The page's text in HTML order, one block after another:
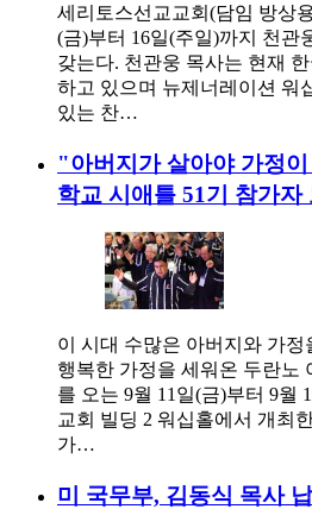
세리토스선교교회(담임 방상
(금)부터 16일(주일)까지 천관
갖는다. 천관웅 목사는 현재
하고 있으며 뉴제너레이션 워
있는 찬…
"아버지가 살아야 가정
학교 시애틀 51기 참가자
이 시대 수많은 아버지와 가
행복한 가정을 세워온 두란노
를 오는 9월 11일(금)부터 9월
교회 빌딩 2 워십홀에서 개최
가…
미 국무부, 김동식 목사